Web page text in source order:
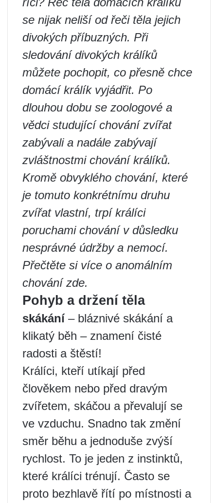
se nijak neliší od řeči těla jejich
divokých příbuzných. Při
sledování divokých králíků
můžete pochopit, co přesně chce
domácí králík vyjádřit. Po
dlouhou dobu se zoologové a
vědci studující chování zvířat
zabývali a nadále zabývají
zvláštnostmi chování králíků.
Kromě obvyklého chování, které
je tomuto konkrétnímu druhu
zvířat vlastní, trpí králíci
poruchami chování v důsledku
nesprávné údržby a nemocí.
Přečtěte si více o anomálním
chování zde.
Pohyb a držení těla
skákání– bláznivé skákání a
klikatý běh – znamení čisté
radosti a štěstí!
Králíci, kteří utíkají před
člověkem nebo před dravým
zvířetem, skáčou a převalují se
ve vzduchu. Snadno tak změní
směr běhu a jednoduše zvýší
rychlost. To je jeden z instinktů,
které králíci trénují. Často se
proto bezhlavě řítí po místnosti a